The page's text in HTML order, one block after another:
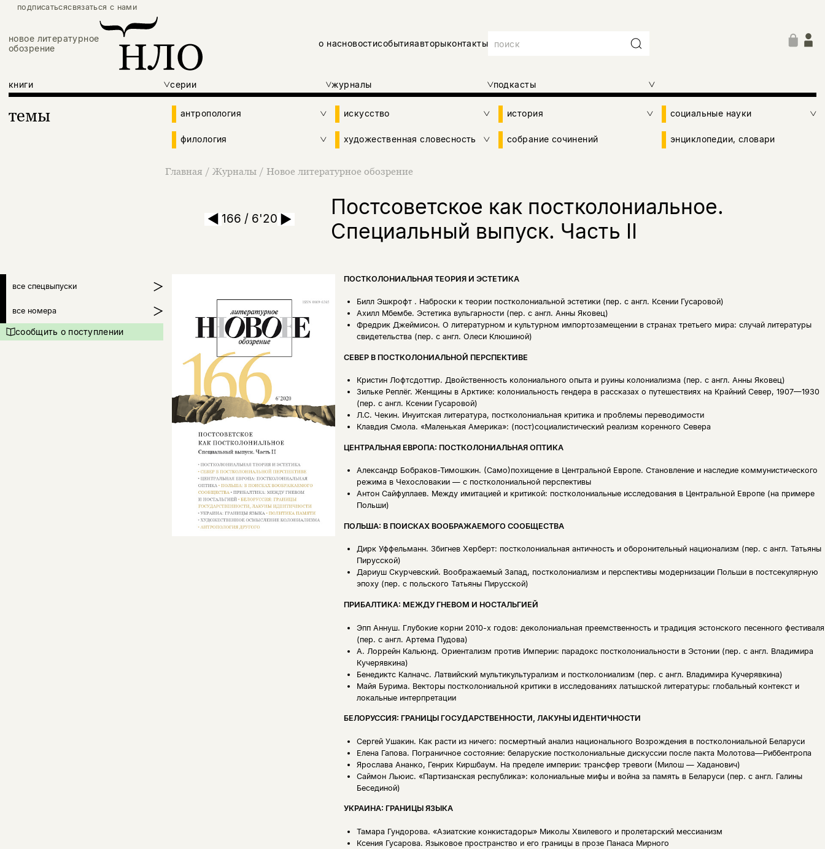
подписатьсясвязаться с нами
новое литературное
обозрение
о насновостисобытияавторыконтакты
книги серии журналы подкасты
темы антропология искусство история социальные науки
филология художественная словесность собрание сочинений энциклопедии, словари
Главная / Журналы / Новое литературное обозрение
166 / 6'20
Постсоветское как постколониальное.
Специальный выпуск. Часть II
все спецвыпуски
все номера
сообщить о поступлении
ПОСТКОЛОНИАЛЬНАЯ ТЕОРИЯ И ЭСТЕТИКА
Билл Эшкрофт . Наброски к теории постколониальной эстетики (пер. с англ. Ксении Гусаровой)
Ахилл Мбембе. Эстетика вульгарности (пер. с англ. Анны Яковец)
Фредрик Джеймисон. О литературном и культурном импортозамещении в странах третьего мира: случай литературы
свидетельства (пер. с англ. Олеси Клюшиной)
СЕВЕР В ПОСТКОЛОНИАЛЬНОЙ ПЕРСПЕКТИВЕ
Кристин Лофтсдоттир. Двойственность колониального опыта и руины колониализма (пер. с англ. Анны Яковец)
Зильке Реплёг. Женщины в Арктике: колониальность гендера в рассказах о путешествиях на Крайний Север, 1907—1930
(пер. с англ. Ксении Гусаровой)
Л.С. Чекин. Инуитская литература, постколониальная критика и проблемы переводимости
Клавдия Смола. «Маленькая Америка»: (пост)социалистический реализм коренного Севера
ЦЕНТРАЛЬНАЯ ЕВРОПА: ПОСТКОЛОНИАЛЬНАЯ ОПТИКА
Александр Бобраков-Тимошкин. (Само)похищение в Центральной Европе. Становление и наследие коммунистического
режима в Чехословакии — с постколониальной перспективы
Антон Сайфуллаев. Между имитацией и критикой: постколониальные исследования в Центральной Европе (на примере
Польши)
ПОЛЬША: В ПОИСКАХ ВООБРАЖАЕМОГО СООБЩЕСТВА
Дирк Уффельманн. Збигнев Херберт: постколониальная античность и оборонительный национализм (пер. с англ. Татьяны
Пирусской)
Дариуш Скурчевский. Воображаемый Запад, постколониализм и перспективы модернизации Польши в постсекулярную
эпоху (пер. с польского Татьяны Пирусской)
ПРИБАЛТИКА: МЕЖДУ ГНЕВОМ И НОСТАЛЬГИЕЙ
Эпп Аннуш. Глубокие корни 2010-х годов: деколониальная преемственность и традиция эстонского песенного фестиваля
(пер. с англ. Артема Пудова)
А. Лоррейн Кальюнд. Ориентализм против Империи: парадокс постколониальности в Эстонии (пер. с англ. Владимира
Кучерявкина)
Бенедиктс Калначс. Латвийский мультикультурализм и постколониализм (пер. с англ. Владимира Кучерявкина)
Майя Бурима. Векторы постколониальной критики в исследованиях латышской литературы: глобальный контекст и
локальные интерпретации
БЕЛОРУССИЯ: ГРАНИЦЫ ГОСУДАРСТВЕННОСТИ, ЛАКУНЫ ИДЕНТИЧНОСТИ
Сергей Ушакин. Как расти из ничего: посмертный анализ национального Возрождения в постколониальной Беларуси
Елена Гапова. Пограничное состояние: беларуские постколониальные дискуссии после пакта Молотова—Риббентропа
Ярослава Ананко, Генрих Киршбаум. На пределе империи: трансфер тревоги (Милош — Хаданович)
Саймон Льюис. «Партизанская республика»: колониальные мифы и война за память в Беларуси (пер. с англ. Галины
Бесединой)
УКРАИНА: ГРАНИЦЫ ЯЗЫКА
Тамара Гундорова. «Азиатские конкистадоры» Миколы Хвилевого и пролетарский мессианизм
Ксения Гусарова. Языковое пространство и его границы в прозе Панаса Мирного